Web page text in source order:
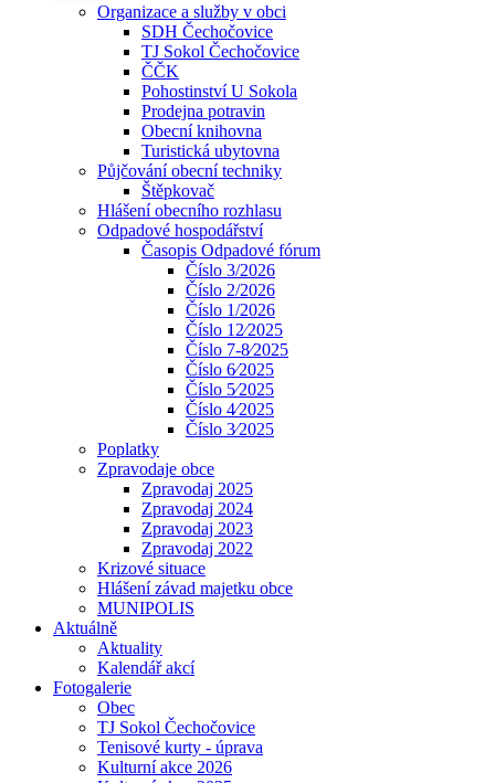
Organizace a služby v obci
SDH Čechočovice
TJ Sokol Čechočovice
ČČK
Pohostinství U Sokola
Prodejna potravin
Obecní knihovna
Turistická ubytovna
Půjčování obecní techniky
Štěpkovač
Hlášení obecního rozhlasu
Odpadové hospodářství
Časopis Odpadové fórum
Číslo 3/2026
Číslo 2/2026
Číslo 1/2026
Číslo 12⁄2025
Číslo 7-8⁄2025
Číslo 6⁄2025
Číslo 5⁄2025
Číslo 4⁄2025
Číslo 3⁄2025
Poplatky
Zpravodaje obce
Zpravodaj 2025
Zpravodaj 2024
Zpravodaj 2023
Zpravodaj 2022
Krizové situace
Hlášení závad majetku obce
MUNIPOLIS
Aktuálně
Aktuality
Kalendář akcí
Fotogalerie
Obec
TJ Sokol Čechočovice
Tenisové kurty - úprava
Kulturní akce 2026